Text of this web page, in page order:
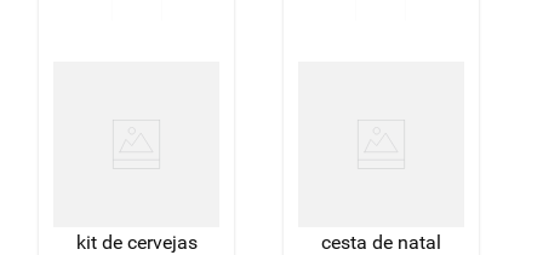
kit de cervejas
cesta de natal